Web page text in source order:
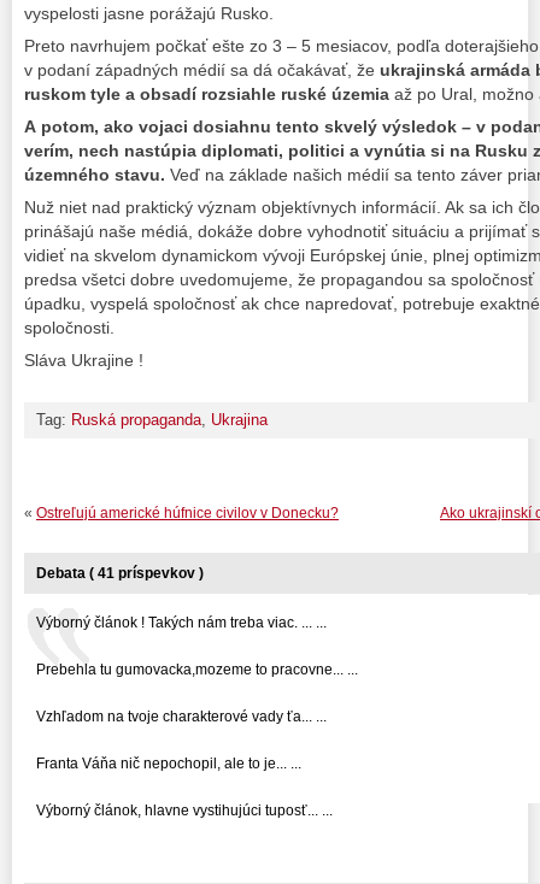
vyspelosti jasne porážajú Rusko.
Preto navrhujem počkať ešte zo 3 – 5 mesiacov, podľa
v podaní západných médií sa dá očakávať, že ukrajinská
ruskom tyle a obsadí rozsiahle ruské územia až po Ural, možno
A potom, ako vojaci dosiahnu tento skvelý výsledok – v
verím, nech nastúpia diplomati, politici a vynútia si na Rusku
územného stavu. Veď na základe našich médií sa tento záver
Nuž niet nad praktický význam objektívnych informácií. Ak sa ich
prinášajú naše médiá, dokáže dobre vyhodnotiť situáciu a prijímať
vidieť na skvelom dynamickom vývoji Európskej únie, plnej
predsa všetci dobre uvedomujeme, že propagandou sa
úpadku, vyspelá spoločnosť ak chce napredovať, potrebuje
spoločnosti.
Sláva Ukrajine !
Tag: Ruská propaganda Ukrajina
Ako ukrajinskí
« Ostreľujú americké húfnice civilov v Donecku?
Debata ( 41 príspevkov )
Výborný článok ! Takých nám treba viac. ... ...
Prebehla tu gumovacka,mozeme to pracovne... ...
Vzhľadom na tvoje charakterové vady ťa... ...
Franta Váňa nič nepochopil, ale to je... ...
Výborný článok, hlavne vystihujúci tuposť... ...